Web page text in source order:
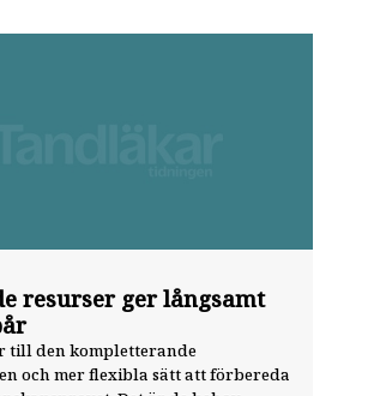
resurser ger långsamt
till den kompletterande
och mer flexibla sätt att förbereda